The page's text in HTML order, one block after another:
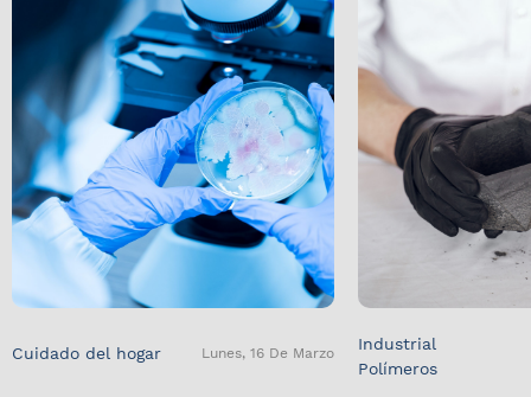
Cuidado del hogar Lunes, 16 De Marzo
Industrial
Polímeros